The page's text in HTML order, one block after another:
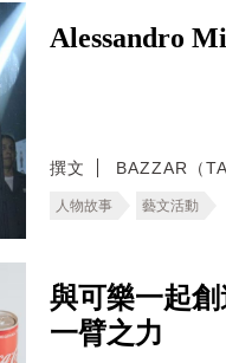
Alessandro
撰文 BAZZAR（
人物故事 藝文活動
與可樂一起
一臂之力